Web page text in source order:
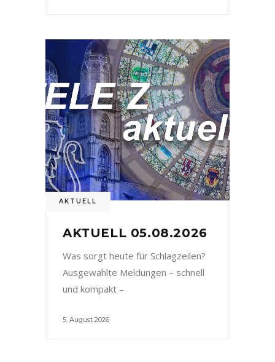
AKTUELL
AKTUELL 05.08.2026
Was sorgt heute für Schlagzeilen?
Ausgewählte Meldungen – schnell
und kompakt –
5. August 2026